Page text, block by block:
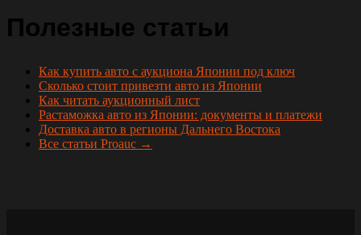
Полезные статьи
Как купить авто с аукциона Японии под ключ
Сколько стоит привезти авто из Японии
Как читать аукционный лист
Растаможка авто из Японии: документы и платежи
Доставка авто в регионы Дальнего Востока
Все статьи Proauc →